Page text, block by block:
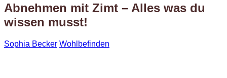
Abnehmen mit Zimt – Alles was du
wissen musst!
Sophia Becker Wohlbefinden